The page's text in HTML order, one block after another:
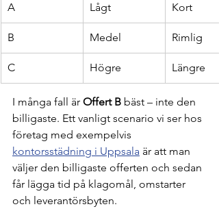
A Lågt Kort
B Medel Rimlig
C Högre Längre
I många fall är Offert B bäst – inte den
billigaste. Ett vanligt scenario vi ser hos
företag med exempelvis
kontorsstädning i Uppsala är att man
väljer den billigaste offerten och sedan
får lägga tid på klagomål, omstarter
och leverantörsbyten.